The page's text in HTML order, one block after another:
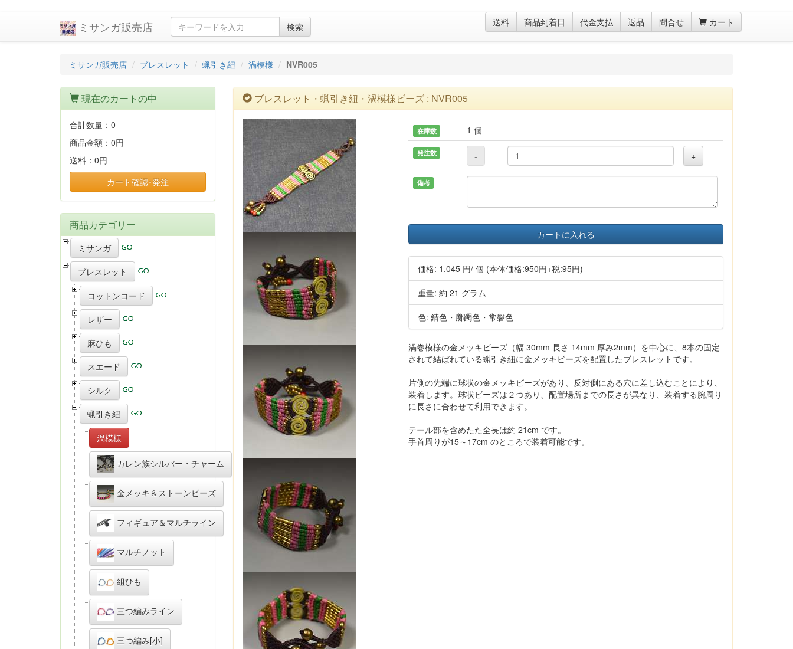
ミサンガ販売店 検索 送料 商品到着日 代金支払 返品 問合せ カート
ミサンガ販売店 ブレスレット 蝋引き紐 渦模様 NVR005
ブレスレット・蝋引き紐・渦模様ビーズ : NVR005
在庫数 1 個
発注数 - +
備考
カートに入れる
価格: 1,045 円/ 個 (本体価格:950円+税:95円)
重量: 約 21 グラム
色: 錆色・躑躅色・常磐色
渦巻模様の金メッキビーズ（幅 30mm 長さ 14mm 厚み2mm）を中心に、8本の固定
されて結ばれている蝋引き紐に金メッキビーズを配置したブレスレットです。
片側の先端に球状の金メッキビーズがあり、反対側にある穴に差し込むことにより、
装着します。球状ビーズは２つあり、配置場所までの長さが異なり、装着する腕周り
に長さに合わせて利用できます。
テール部を含めたた全長は約 21cm です。
手首周りが15～17cm のところで装着可能です。
現在のカートの中
合計数量： 0
商品金額： 0円
送料： 0円
カート確認･発注
商品カテゴリー
ミサンガ
ブレスレット
コットンコード
レザー
麻ひも
スエード
シルク
蝋引き紐
渦模様
カレン族シルバー・チャーム
金メッキ＆ストーンビーズ
フィギュア＆マルチライン
マルチノット
組ひも
三つ編みライン
三つ編み[小]